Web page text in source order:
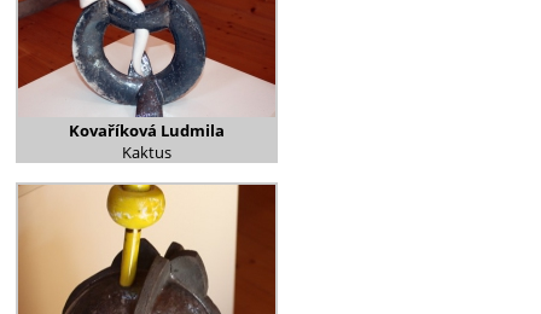
Kovaříková Ludmila
Kaktus